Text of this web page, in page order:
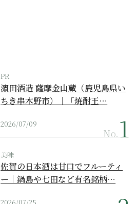
PR
濵田酒造 薩摩金山蔵（鹿児島県い
ちき串木野市）｜「焼酎王…
2026/07/09
No.
美味
佐賀の日本酒は甘口でフルーティ
ー｜鍋島や七田など有名銘柄…